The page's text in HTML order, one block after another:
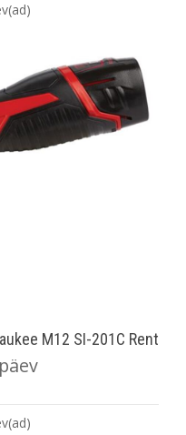
M12 SI-201C Rent